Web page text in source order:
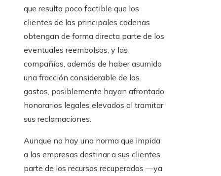
que resulta poco factible que los
clientes de las principales cadenas
obtengan de forma directa parte de los
eventuales reembolsos, y las
compañías, además de haber asumido
una fracción considerable de los
gastos, posiblemente hayan afrontado
honorarios legales elevados al tramitar
sus reclamaciones.
Aunque no hay una norma que impida
a las empresas destinar a sus clientes
parte de los recursos recuperados —ya